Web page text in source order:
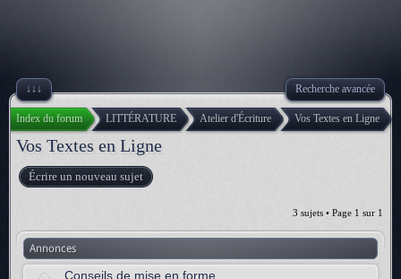
↓↓↓ Recherche avancée
Index du forum LITTÉRATURE Atelier d'Écriture Vos Textes en Ligne
Vos Textes en Ligne
Écrire un nouveau sujet
3 sujets • Page 1 sur 1
Annonces
Conseils de mise en forme